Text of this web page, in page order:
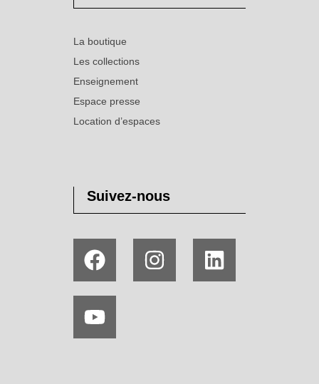
La boutique
Les collections
Enseignement
Espace presse
Location d’espaces
Suivez-nous